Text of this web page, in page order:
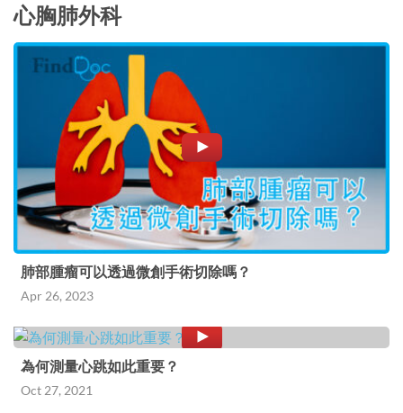
心胸肺外科
肺部腫瘤可以透過微創手術切除嗎？
Apr 26, 2023
為何測量心跳如此重要？
Oct 27, 2021